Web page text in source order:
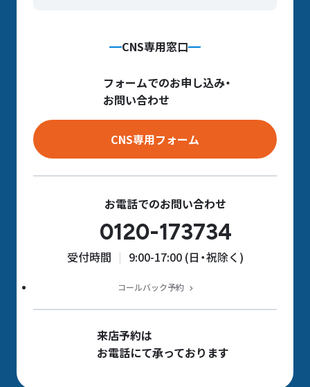
CNS専用窓口
フォームでのお申し込み・
お問い合わせ
CNS専用フォーム
お電話でのお問い合わせ
0120-173734
受付時間 9:00-17:00 (日・祝除く)
コールバック予約
来店予約は
お電話にて承っております